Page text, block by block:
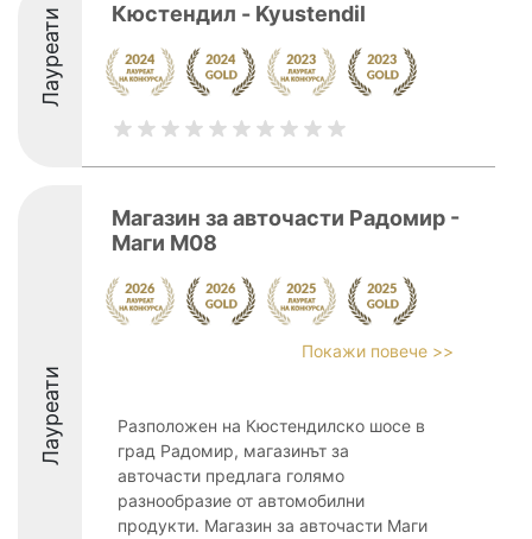
Лауреати Кюстендил - Kyustendil
Лауреати
Магазин за авточасти Радомир -
Маги М08
Покажи повече >>
Разположен на Кюстендилско шосе в
град Радомир, магазинът за
авточасти предлага голямо
разнообразие от автомобилни
продукти. Магазин за авточасти Маги